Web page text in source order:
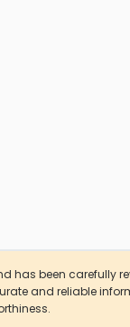
has been carefully
and reliable